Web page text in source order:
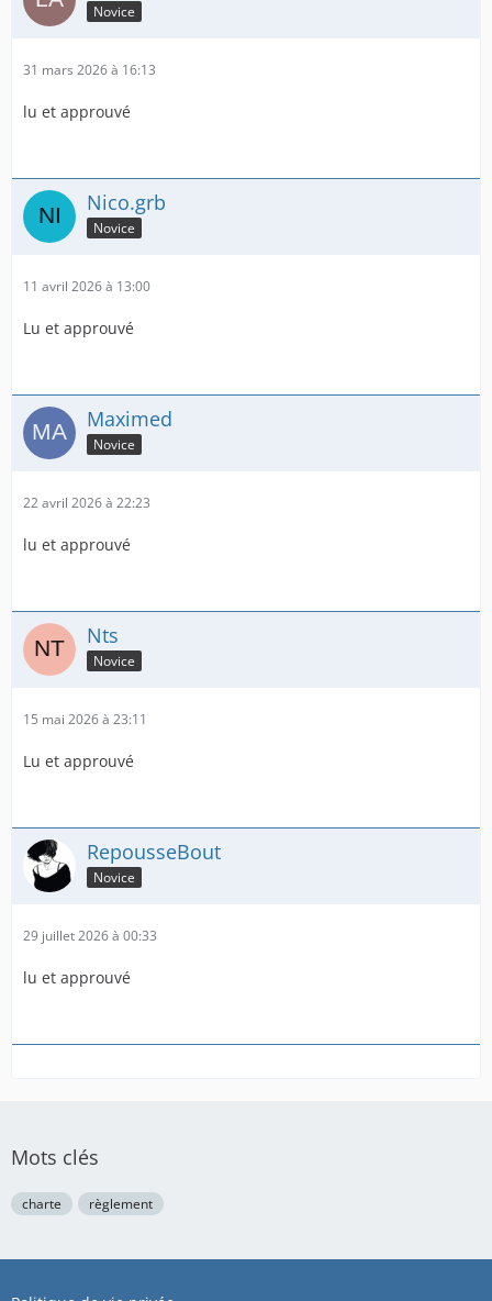
Novice
31 mars 2026 à 16:13
lu et approuvé
Nico.grb
Novice
11 avril 2026 à 13:00
Lu et approuvé
Maximed
Novice
22 avril 2026 à 22:23
lu et approuvé
Nts
Novice
15 mai 2026 à 23:11
Lu et approuvé
RepousseBout
Novice
29 juillet 2026 à 00:33
lu et approuvé
Mots clés
charte règlement